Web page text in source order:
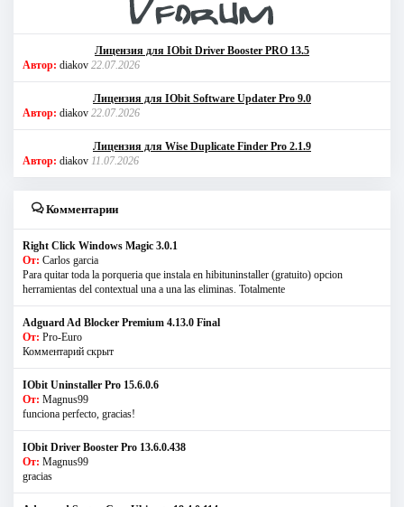
Лицензия для IObit Driver Booster PRO 13.5
Автор: diakov 22.07.2026
Лицензия для IObit Software Updater Pro 9.0
Автор: diakov 22.07.2026
Лицензия для Wise Duplicate Finder Pro 2.1.9
Автор: diakov 11.07.2026
Комментарии
Right Click Windows Magic 3.0.1
От: Carlos garcia
Para quitar toda la porqueria que instala en hibituninstaller (gratuito) opcion
herramientas del contextual una a una las eliminas. Totalmente
Adguard Ad Blocker Premium 4.13.0 Final
От: Pro-Euro
Комментарий скрыт
IObit Uninstaller Pro 15.6.0.6
От: Magnus99
funciona perfecto, gracias!
IObit Driver Booster Pro 13.6.0.438
От: Magnus99
gracias